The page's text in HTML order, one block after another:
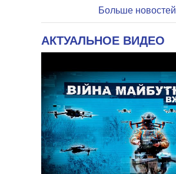
Больше новостей
АКТУАЛЬНОЕ ВИДЕО